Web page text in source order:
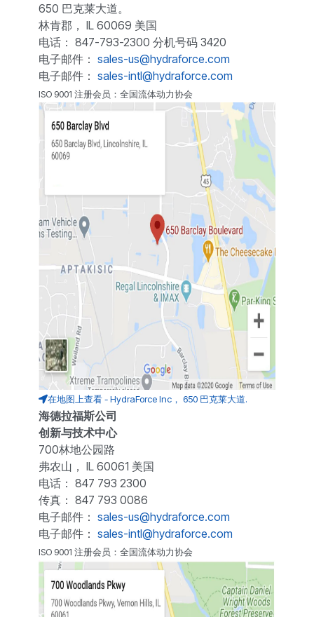
650 巴克莱大道。
林肯郡， IL 60069 美国
电话： 847-793-2300 分机号码 3420
电子邮件： sales-us@hydraforce.com
电子邮件： sales-intl@hydraforce.com
ISO 9001 注册会员：全国流体动力协会
在地图上查看 - HydraForce Inc， 650 巴克莱大道.
海德拉福斯公司
创新与技术中心
700林地公园路
弗农山， IL 60061 美国
电话： 847 793 2300
传真： 847 793 0086
电子邮件： sales-us@hydraforce.com
电子邮件： sales-intl@hydraforce.com
ISO 9001 注册会员：全国流体动力协会